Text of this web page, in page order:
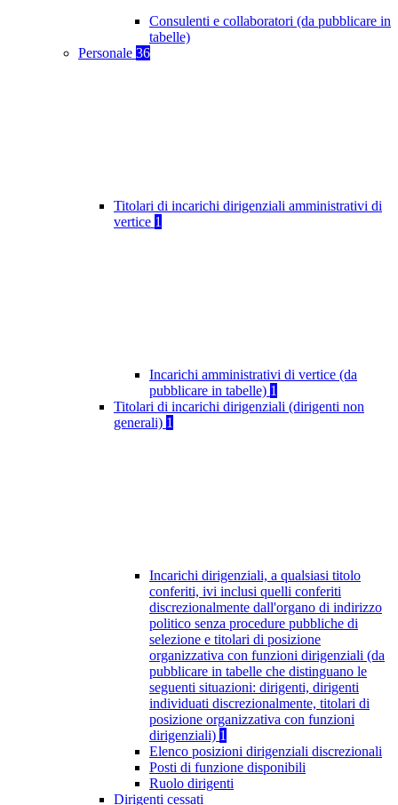
Consulenti e collaboratori (da pubblicare in
tabelle)
Personale 36
Titolari di incarichi dirigenziali amministrativi di
vertice 1
Incarichi amministrativi di vertice (da
pubblicare in tabelle) 1
Titolari di incarichi dirigenziali (dirigenti non
generali) 1
Incarichi dirigenziali, a qualsiasi titolo
conferiti, ivi inclusi quelli conferiti
discrezionalmente dall'organo di indirizzo
politico senza procedure pubbliche di
selezione e titolari di posizione
organizzativa con funzioni dirigenziali (da
pubblicare in tabelle che distinguano le
seguenti situazioni: dirigenti, dirigenti
individuati discrezionalmente, titolari di
posizione organizzativa con funzioni
dirigenziali) 1
Elenco posizioni dirigenziali discrezionali
Posti di funzione disponibili
Ruolo dirigenti
Dirigenti cessati